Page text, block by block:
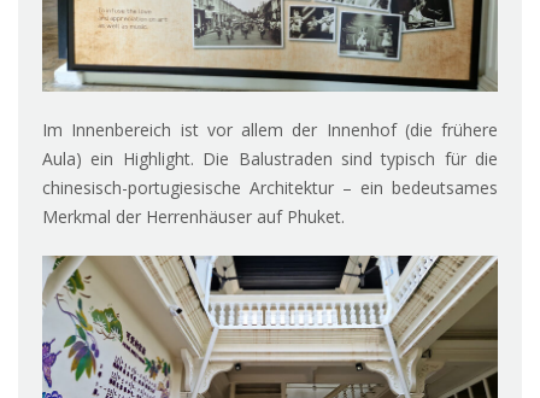
Im Innenbereich ist vor allem der Innenhof (die frühere
Aula) ein Highlight. Die Balustraden sind typisch für die
chinesisch-portugiesische Architektur – ein bedeutsames
Merkmal der Herrenhäuser auf Phuket.